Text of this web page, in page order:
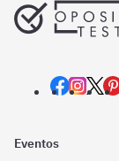
Eventos